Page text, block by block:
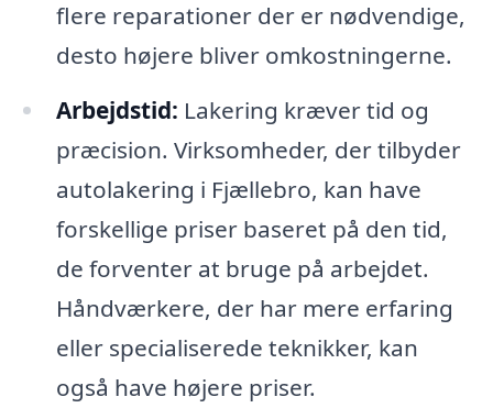
flere reparationer der er nødvendige,
desto højere bliver omkostningerne.
Arbejdstid: Lakering kræver tid og
præcision. Virksomheder, der tilbyder
autolakering i Fjællebro, kan have
forskellige priser baseret på den tid,
de forventer at bruge på arbejdet.
Håndværkere, der har mere erfaring
eller specialiserede teknikker, kan
også have højere priser.